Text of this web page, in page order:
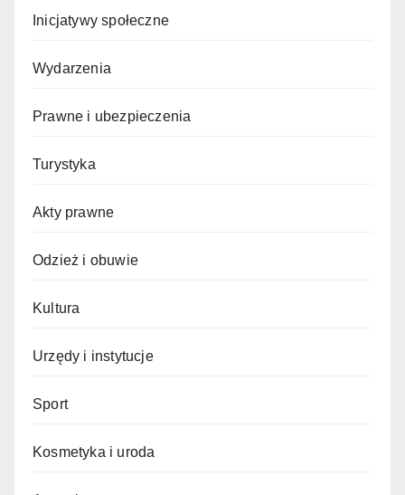
Inicjatywy społeczne
Wydarzenia
Prawne i ubezpieczenia
Turystyka
Akty prawne
Odzież i obuwie
Kultura
Urzędy i instytucje
Sport
Kosmetyka i uroda